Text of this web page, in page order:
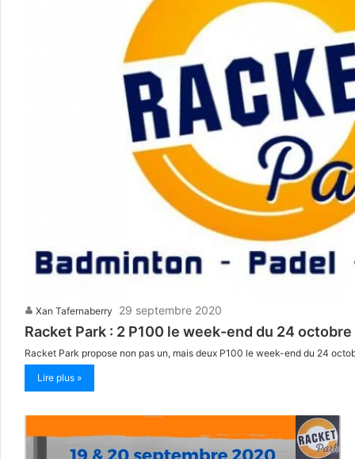
Xan Tafernaberry 29 septembre 2020
Racket Park : 2 P100 le week-end du 24 octobre
Racket Park propose non pas un, mais deux P100 le week-end du 24
Lire plus »